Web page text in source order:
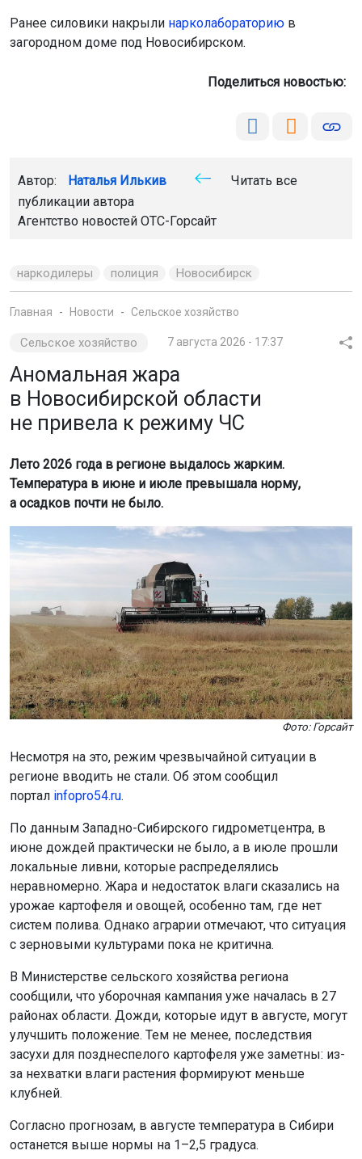
Ранее силовики накрыли нарколабораторию в
загородном доме под Новосибирском.
Поделиться новостью:
Автор: Наталья Илькив
Читать все
публикации автора
Агентство новостей ОТС-Горсайт
наркодилеры полиция Новосибирск
Главная Новости Сельское хозяйство
Сельское хозяйство 7 августа 2026 - 17:37
Аномальная жара
в Новосибирской области
не привела к режиму ЧС
Лето 2026 года в регионе выдалось жарким.
Температура в июне и июле превышала норму,
а осадков почти не было.
Фото: Горсайт
Несмотря на это, режим чрезвычайной ситуации в
регионе вводить не стали. Об этом сообщил
портал infopro54.ru.
По данным Западно-Сибирского гидрометцентра, в
июне дождей практически не было, а в июле прошли
локальные ливни, которые распределялись
неравномерно. Жара и недостаток влаги сказались на
урожае картофеля и овощей, особенно там, где нет
систем полива. Однако аграрии отмечают, что ситуация
с зерновыми культурами пока не критична.
В Министерстве сельского хозяйства региона
сообщили, что уборочная кампания уже началась в 27
районах области. Дожди, которые идут в августе, могут
улучшить положение. Тем не менее, последствия
засухи для позднеспелого картофеля уже заметны: из-
за нехватки влаги растения формируют меньше
клубней.
Согласно прогнозам, в августе температура в Сибири
останется выше нормы на 1–2,5 градуса.